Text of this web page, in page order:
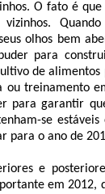
O fato é
olhos bem
para
de
ou treinamento
para garantir
se
para o ano de
e
em